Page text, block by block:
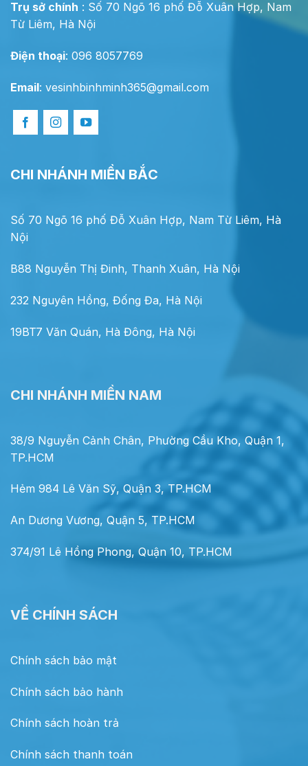
Trụ sở chính : Số 70 Ngõ 16 phố Đỗ Xuân Hợp, Nam
Từ Liêm, Hà Nội
Điện thoại: 096 8057769
Email: vesinhbinhminh365@gmail.com
CHI NHÁNH MIỀN BẮC
Số 70 Ngõ 16 phố Đỗ Xuân Hợp, Nam Từ Liêm, Hà
Nội
B88 Nguyễn Thị Đinh, Thanh Xuân, Hà Nội
232 Nguyên Hồng, Đống Đa, Hà Nội
19BT7 Văn Quán, Hà Đông, Hà Nội
CHI NHÁNH MIỀN NAM
38/9 Nguyễn Cảnh Chân, Phường Cầu Kho, Quận 1,
TP.HCM
Hẻm 984 Lê Văn Sỹ, Quận 3, TP.HCM
An Dương Vương, Quận 5, TP.HCM
374/91 Lê Hồng Phong, Quận 10, TP.HCM
VỀ CHÍNH SÁCH
Chính sách bảo mật
Chính sách bảo hành
Chính sách hoàn trả
Chính sách thanh toán